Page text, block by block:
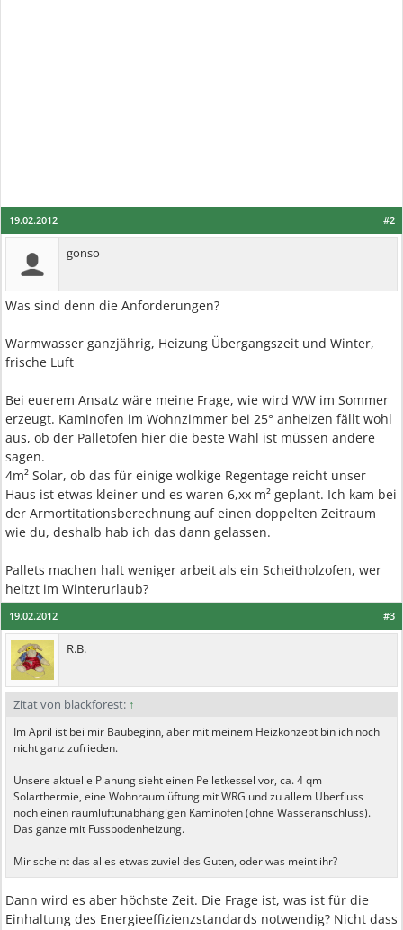
#2
19.02.2012
gonso
Was sind denn die Anforderungen?
Warmwasser ganzjährig, Heizung Übergangszeit und Winter,
frische Luft
Bei euerem Ansatz wäre meine Frage, wie wird WW im Sommer
erzeugt. Kaminofen im Wohnzimmer bei 25° anheizen fällt wohl
aus, ob der Palletofen hier die beste Wahl ist müssen andere
sagen.
4m² Solar, ob das für einige wolkige Regentage reicht unser
Haus ist etwas kleiner und es waren 6,xx m² geplant. Ich kam bei
der Armortitationsberechnung auf einen doppelten Zeitraum
wie du, deshalb hab ich das dann gelassen.
Pallets machen halt weniger arbeit als ein Scheitholzofen, wer
heitzt im Winterurlaub?
#3
19.02.2012
R.B.
Zitat von blackforest: ↑
Im April ist bei mir Baubeginn, aber mit meinem Heizkonzept bin ich noch
nicht ganz zufrieden.
Unsere aktuelle Planung sieht einen Pelletkessel vor, ca. 4 qm
Solarthermie, eine Wohnraumlüftung mit WRG und zu allem Überfluss
noch einen raumluftunabhängigen Kaminofen (ohne Wasseranschluss).
Das ganze mit Fussbodenheizung.
Mir scheint das alles etwas zuviel des Guten, oder was meint ihr?
Dann wird es aber höchste Zeit. Die Frage ist, was ist für die
Einhaltung des Energieeffizienzstandards notwendig? Nicht dass